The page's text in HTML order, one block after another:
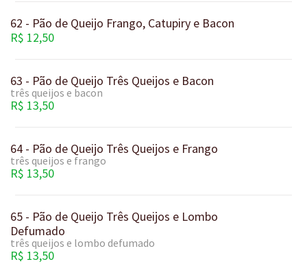
62 - Pão de Queijo Frango, Catupiry e Bacon
R$ 12,50
63 - Pão de Queijo Três Queijos e Bacon
três queijos e bacon
R$ 13,50
64 - Pão de Queijo Três Queijos e Frango
três queijos e frango
R$ 13,50
65 - Pão de Queijo Três Queijos e Lombo
Defumado
três queijos e lombo defumado
R$ 13,50